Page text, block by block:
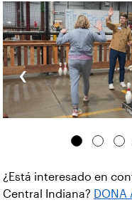
‹
¿Está interesado en
Central Indiana? DONA